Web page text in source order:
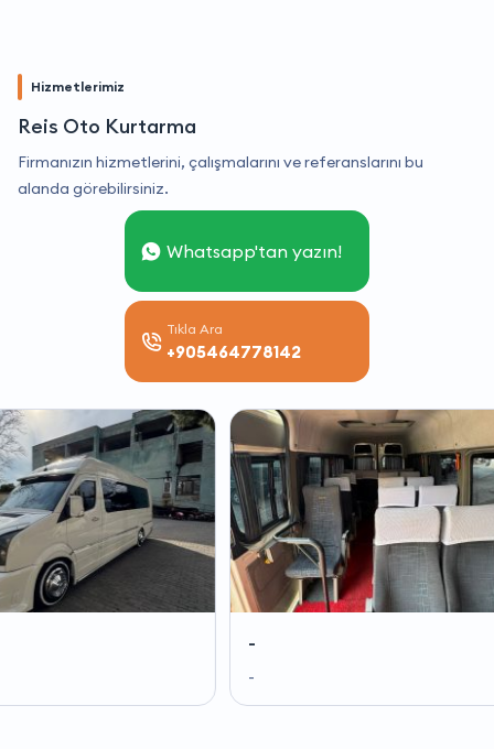
Hizmetlerimiz
Reis Oto Kurtarma
Firmanızın hizmetlerini, çalışmalarını ve referanslarını bu
alanda görebilirsiniz.
Whatsapp'tan yazın!
Tıkla Ara
+905464778142